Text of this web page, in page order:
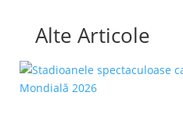
Alte Articole